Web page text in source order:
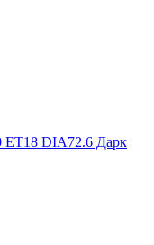
DIA72.6 Дарк